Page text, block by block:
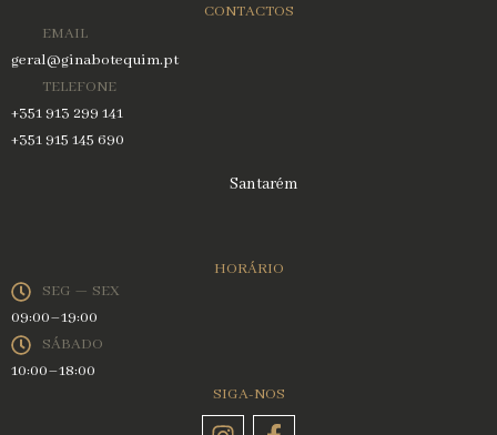
CONTACTOS
EMAIL
geral@ginabotequim.pt
TELEFONE
+351 913 299 141
+351 915 145 690
Santarém
HORÁRIO
SEG — SEX
09:00–19:00
SÁBADO
10:00–18:00
SIGA-NOS
InstagramFacebook-